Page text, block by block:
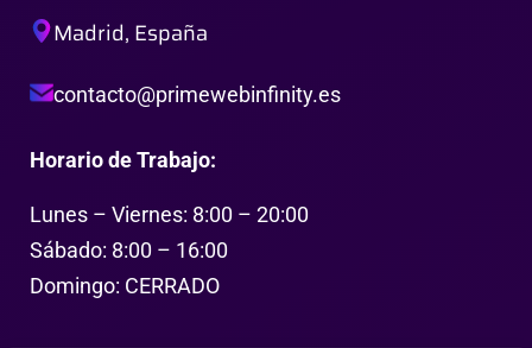
Madrid, España
contacto@primewebinfinity.es
Horario de Trabajo:
Lunes – Viernes: 8:00 – 20:00
Sábado: 8:00 – 16:00
Domingo: CERRADO